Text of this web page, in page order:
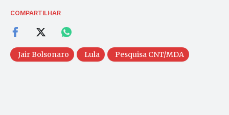
COMPARTILHAR
Jair Bolsonaro Lula Pesquisa CNT/MDA